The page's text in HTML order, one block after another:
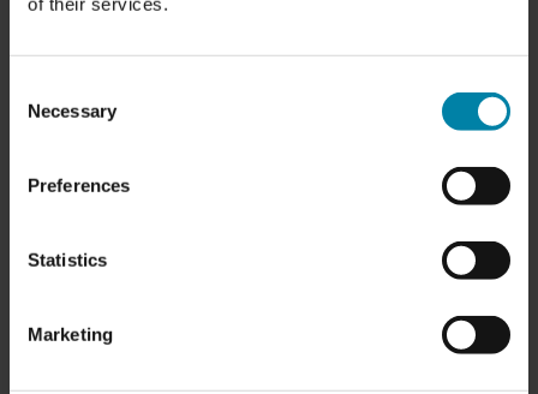
Selection
Necessary
Preferences
Statistics
Marketing
Beschichtung für Ihr Auto. Es ist die
LACKVERSIEGELUNG BEI AUTOS?
Schutzschicht. Sie bietet eine widerstandsfähige